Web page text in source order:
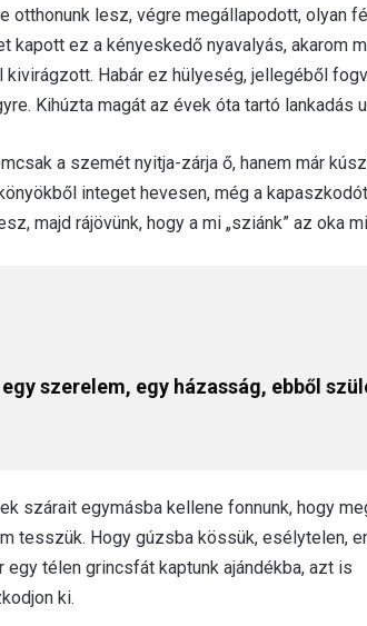
otthonunk lesz, végre megállapodott, olyan
ez a kényeskedő nyavalyás, akarom
Habár ez hülyeség, jellegéből
Kihúzta magát az évek óta tartó lankadás
a szemét nyitja-zárja ő, hanem már
integet hevesen, még a
majd rájövünk, hogy a mi „sziánk” az oka
szerelem, egy házasság, ebből
szárait egymásba kellene fonnunk, hogy
tesszük. Hogy gúzsba kössük, esélytelen,
télen grincsfát kaptunk ajándékba, azt is
ki.